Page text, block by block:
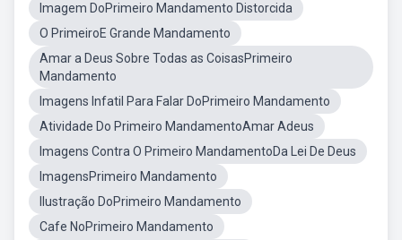
Imagem DoPrimeiro Mandamento Distorcida
O PrimeiroE Grande Mandamento
Amar a Deus Sobre Todas as CoisasPrimeiro
Mandamento
Imagens Infatil Para Falar DoPrimeiro Mandamento
Atividade Do Primeiro MandamentoAmar Adeus
Imagens Contra O Primeiro MandamentoDa Lei De Deus
ImagensPrimeiro Mandamento
Ilustração DoPrimeiro Mandamento
Cafe NoPrimeiro Mandamento